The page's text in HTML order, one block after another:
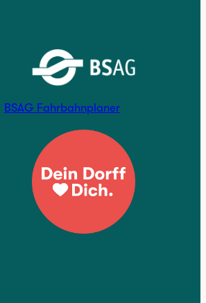
BSAG Fahrbahnplaner